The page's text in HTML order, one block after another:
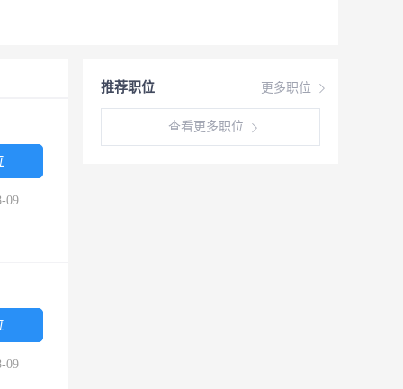
更多职位
推荐职位
查看更多职位
09
09